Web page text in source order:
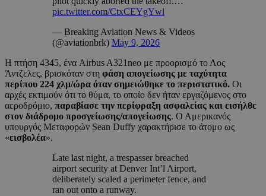
pic.twitter.com/CtxCEYgYwl
— Breaking Aviation News & Videos
(@aviationbrk) May 9, 2026
Η πτήση 4345, ένα Airbus A321neo με προορισμό το Λος
Άντζελες, βρισκόταν στη φάση απογείωσης με ταχύτητα
περίπου 224 χλμ/ώρα όταν σημειώθηκε το περιστατικό. Οι
αρχές εκτιμούν ότι το θύμα, το οποίο δεν ήταν εργαζόμενος στο
αεροδρόμιο, παραβίασε την περίφραξη ασφαλείας και εισήλθε
στον διάδρομο προσγείωσης/απογείωσης. Ο Αμερικανός
υπουργός Μεταφορών Sean Duffy χαρακτήρισε το άτομο ως
«εισβολέα».
Late last night, a trespasser breached
airport security at Denver Int’l Airport,
deliberately scaled a perimeter fence, and
ran out onto a runway.